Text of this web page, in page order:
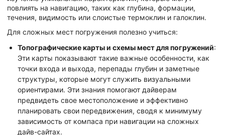
повлиять на навигацию, таких как глубина, формации,
течения, видимость или слоистые термоклин и галоклин.
Для сложных мест погружения полезно учиться:
Топографические карты и схемы мест для погружений:
Эти карты показывают такие важные особенности, как
точки входа и выхода, перепады глубин и заметные
структуры, которые могут служить визуальными
ориентирами. Эти знания помогают дайверам
предвидеть свое местоположение и эффективно
планировать свои передвижения, сводя к минимуму
зависимость от компаса при навигации на сложных
дайв-сайтах.